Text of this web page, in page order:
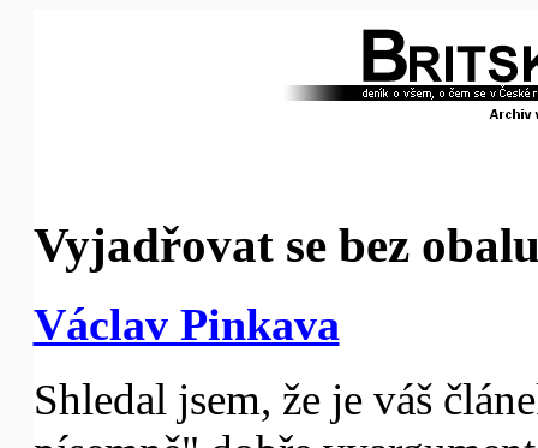
Vyjadřovat se bez
Václav Pinkava
Shledal jsem, že je váš